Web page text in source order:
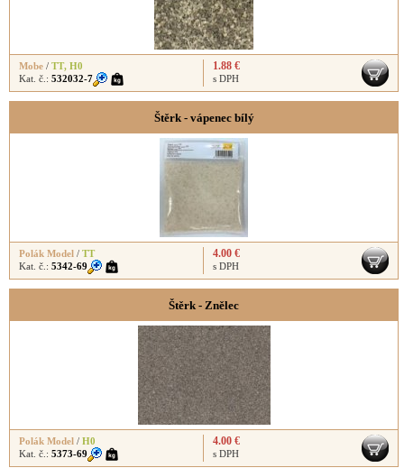
Mobe / TT, H0
Kat. č.: 532032-7
1.88 €
s DPH
Štěrk - vápenec bílý
Polák Model / TT
Kat. č.: 5342-69
4.00 €
s DPH
Štěrk - Znělec
Polák Model / H0
Kat. č.: 5373-69
4.00 €
s DPH